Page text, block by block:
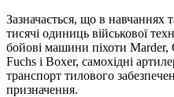
Зазначається, що в навчаннях
тисячі одиниць військової
бойові машини піхоти
Fuchs і Boxer, самохідні
транспорт тилового
призначення.